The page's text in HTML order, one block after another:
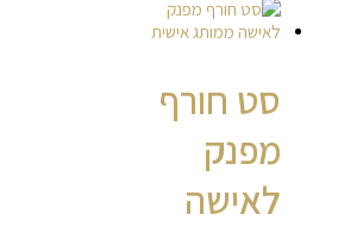
סט חורף
מפנק
לאישה